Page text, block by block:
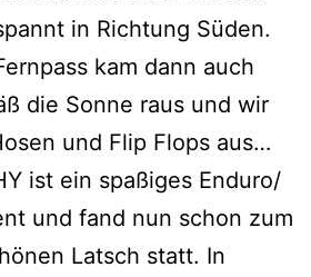
in Richtung Süden.
kam dann auch
die Sonne raus und wir
und Flip Flops aus…
ist ein spaßiges Enduro/
und fand nun schon zum
Latsch statt. In